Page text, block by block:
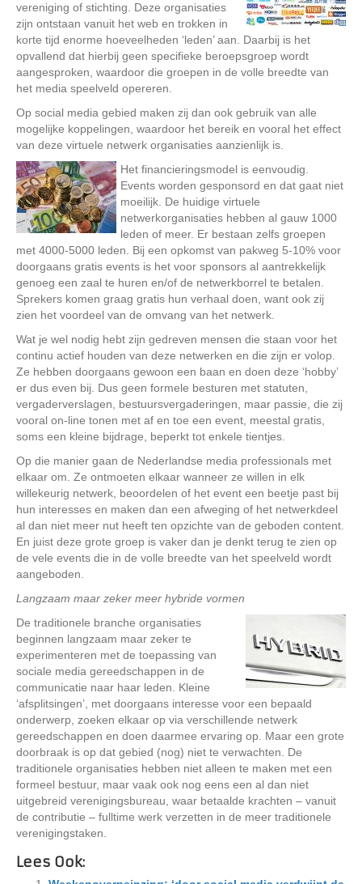
vereniging of stichting. Deze organisaties
zijn ontstaan vanuit het web en trokken in
korte tijd enorme hoeveelheden ‘leden’ aan. Daarbij is het
opvallend dat hierbij geen specifieke beroepsgroep wordt
aangesproken, waardoor die groepen in de volle breedte van
het media speelveld opereren.
Op social media gebied maken zij dan ook gebruik van alle
mogelijke koppelingen, waardoor het bereik en vooral het effect
van deze virtuele netwerk organisaties aanzienlijk is.
Het financieringsmodel is eenvoudig.
Events worden gesponsord en dat gaat niet
moeilijk. De huidige virtuele
netwerkorganisaties hebben al gauw 1000
leden of meer. Er bestaan zelfs groepen
met 4000-5000 leden. Bij een opkomst van pakweg 5-10% voor
doorgaans gratis events is het voor sponsors al aantrekkelijk
genoeg een zaal te huren en/of de netwerkborrel te betalen.
Sprekers komen graag gratis hun verhaal doen, want ook zij
zien het voordeel van de omvang van het netwerk.
Wat je wel nodig hebt zijn gedreven mensen die staan voor het
continu actief houden van deze netwerken en die zijn er volop.
Ze hebben doorgaans gewoon een baan en doen deze ‘hobby’
er dus even bij. Dus geen formele besturen met statuten,
vergaderverslagen, bestuursvergaderingen, maar passie, die zij
vooral on-line tonen met af en toe een event, meestal gratis,
soms een kleine bijdrage, beperkt tot enkele tientjes.
Op die manier gaan de Nederlandse media professionals met
elkaar om. Ze ontmoeten elkaar wanneer ze willen in elk
willekeurig netwerk, beoordelen of het event een beetje past bij
hun interesses en maken dan een afweging of het netwerkdeel
al dan niet meer nut heeft ten opzichte van de geboden content.
En juist deze grote groep is vaker dan je denkt terug te zien op
de vele events die in de volle breedte van het speelveld wordt
aangeboden.
Langzaam maar zeker meer hybride vormen
De traditionele branche organisaties
beginnen langzaam maar zeker te
experimenteren met de toepassing van
sociale media gereedschappen in de
communicatie naar haar leden. Kleine
‘afsplitsingen’, met doorgaans interesse voor een bepaald
onderwerp, zoeken elkaar op via verschillende netwerk
gereedschappen en doen daarmee ervaring op. Maar een grote
doorbraak is op dat gebied (nog) niet te verwachten. De
traditionele organisaties hebben niet alleen te maken met een
formeel bestuur, maar vaak ook nog eens een al dan niet
uitgebreid verenigingsbureau, waar betaalde krachten – vanuit
de contributie – fulltime werk verzetten in de meer traditionele
verenigingstaken.
Lees Ook: